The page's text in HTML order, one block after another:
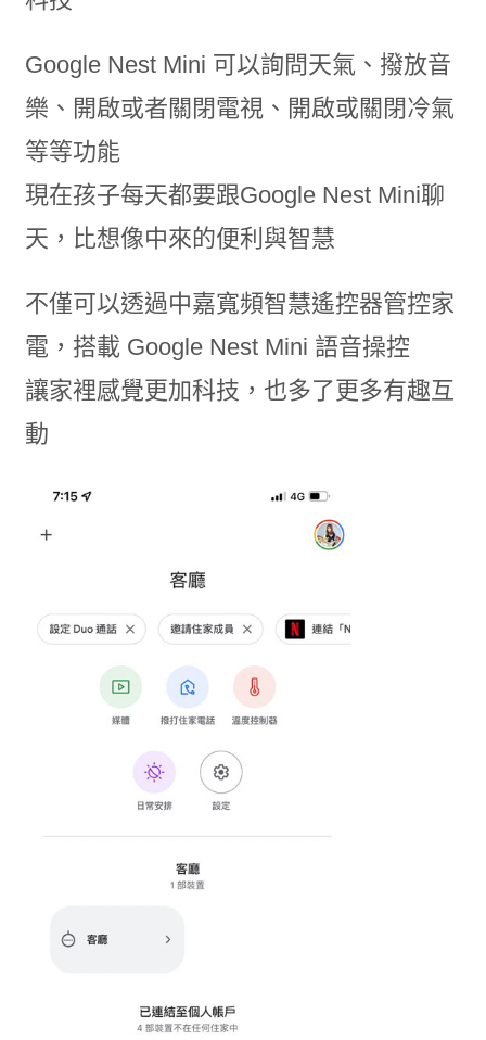
Google Nest Mini 可以詢問天氣、撥放音
樂、開啟或者關閉電視、開啟或關閉冷氣
等等功能
現在孩子每天都要跟Google Nest Mini聊
天，比想像中來的便利與智慧
不僅可以透過中嘉寬頻智慧遙控器管控家
電，搭載 Google Nest Mini 語音操控
讓家裡感覺更加科技，也多了更多有趣互
動